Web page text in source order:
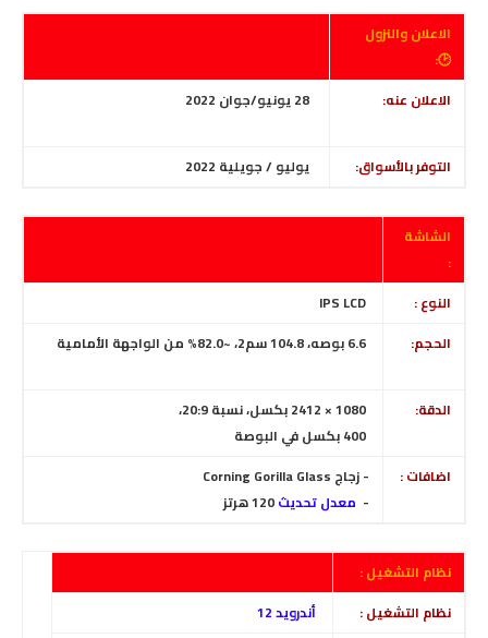
الاعلان والنزول
🕑:
الاعلان عنه:
التوفر بالأسواق: يوليو / جويلية 2022
الشاشة
:
النوع :
IPS LCD
الحجم:
6.6 بوصه، 104.8 سم2، ~82.0% من الواجهة الأمامية
الدقة:
1080 × 2412 بكسل، نسبة 20:9،
اضافات :
-زجاج Corning Gorilla Glass
- معدل تحديث120 هرتز
نظام التشغيل :
نظام التشغيل :
أندرويد 12